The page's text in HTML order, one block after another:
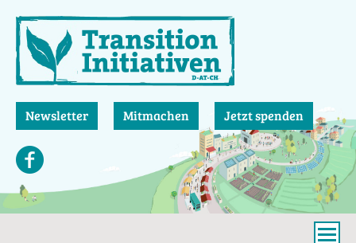
zum
Inhalt
Newsletter Mitmachen Jetzt spenden